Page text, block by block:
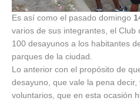
Es así como el pasado domingo
varios de sus integrantes, el Club
100 desayunos a los habitantes
parques de la ciudad.
Lo anterior con el propósito de
desayuno, que vale la pena
voluntarios, que en esta ocasión